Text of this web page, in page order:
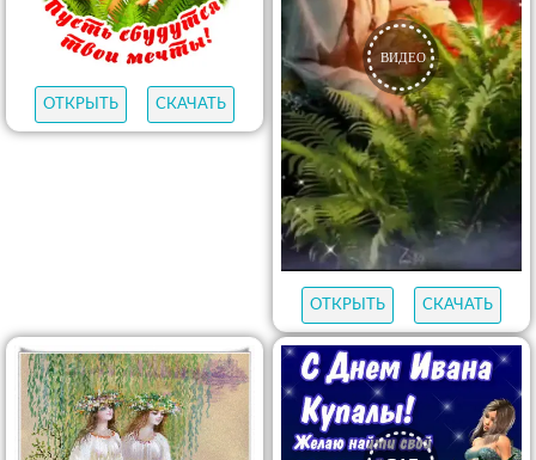
ОТКРЫТЬ СКАЧАТЬ
ОТКРЫТЬ СКАЧАТЬ